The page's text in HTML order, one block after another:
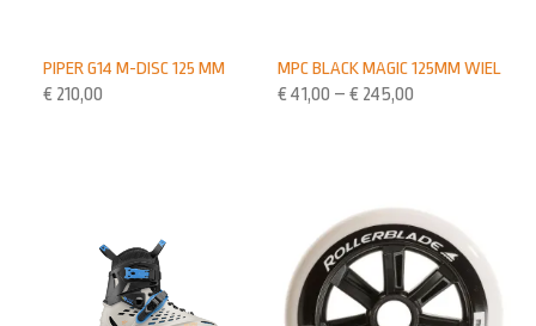
MPC BLACK MAGIC 125MM WIEL
€ 41,00 – € 245,00
PIPER G14 M-DISC 125 MM
€ 210,00